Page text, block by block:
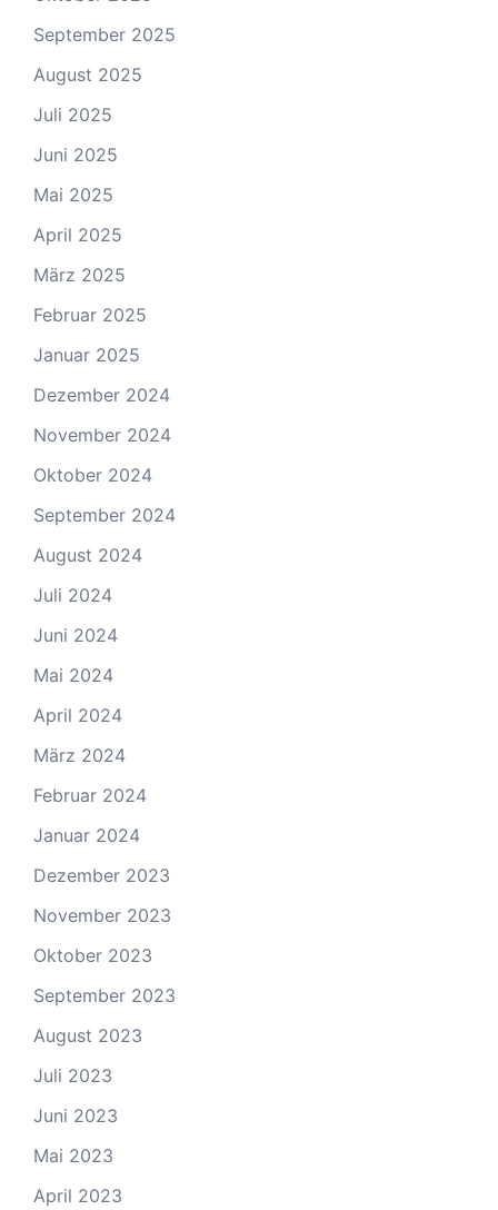
September 2025
August 2025
Juli 2025
Juni 2025
Mai 2025
April 2025
März 2025
Februar 2025
Januar 2025
Dezember 2024
November 2024
Oktober 2024
September 2024
August 2024
Juli 2024
Juni 2024
Mai 2024
April 2024
März 2024
Februar 2024
Januar 2024
Dezember 2023
November 2023
Oktober 2023
September 2023
August 2023
Juli 2023
Juni 2023
Mai 2023
April 2023